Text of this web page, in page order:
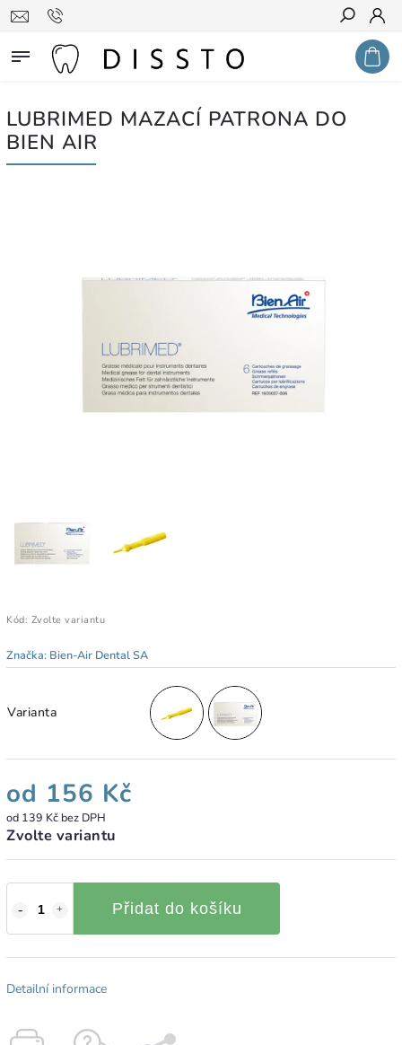
Hledat
LUBRIMED MAZACÍ PATRONA DO
BIEN AIR
Kód: Zvolte variantu
Značka: Bien-Air Dental SA
Varianta
od 156 Kč
od 139 Kč bez DPH
Zvolte variantu
Přidat do košíku
Detailní informace